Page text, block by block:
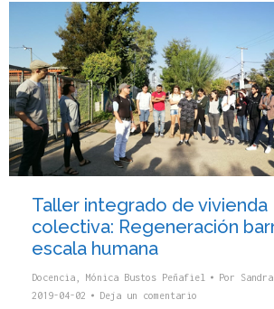
Taller integrado de vivienda
colectiva: Regeneración
escala humana
Docencia Mónica Bustos Peñafiel Por
2019-04-02
Deja un comentario